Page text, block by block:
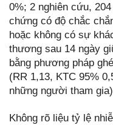
0%; 2 nghiên cứu,
chứng có độ chắc
hoặc không có sự
thương sau 14 ngày
bằng phương pháp
(RR 1,13, KTC 95%
những người tham
Không rõ liệu tỷ lệ